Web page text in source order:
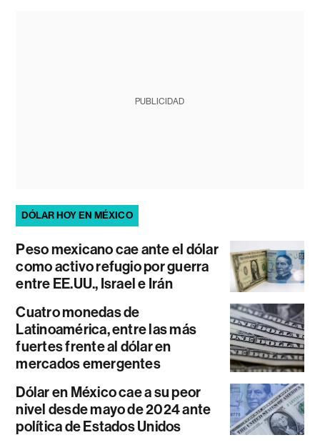
PUBLICIDAD
DÓLAR HOY EN MÉXICO
Peso mexicano cae ante el dólar
como activo refugio por guerra
entre EE.UU., Israel e Irán
Cuatro monedas de
Latinoamérica, entre las más
fuertes frente al dólar en
mercados emergentes
Dólar en México cae a su peor
nivel desde mayo de 2024 ante
política de Estados Unidos